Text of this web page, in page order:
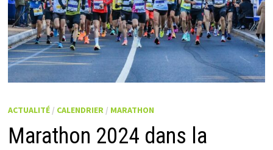
ACTUALITÉ / CALENDRIER / MARATHON
Marathon 2024 dans la